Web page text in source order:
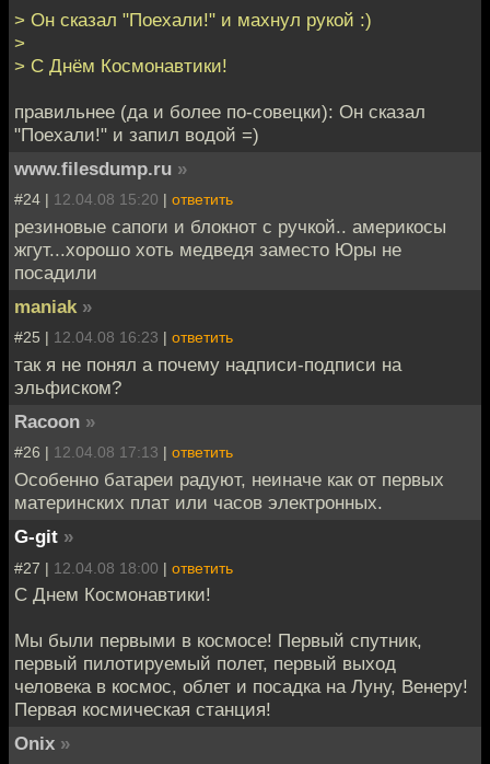
> Он сказал "Поехали!" и махнул рукой :)
>
> С Днём Космонавтики!
правильнее (да и более по-совецки): Он сказал
"Поехали!" и запил водой =)
www.filesdump.ru »
#24 | 12.04.08 15:20 | ответить
резиновые сапоги и блокнот с ручкой.. америкосы
жгут...хорошо хоть медведя заместо Юры не
посадили
maniak »
#25 | 12.04.08 16:23 | ответить
так я не понял а почему надписи-подписи на
эльфиском?
Racoon »
#26 | 12.04.08 17:13 | ответить
Особенно батареи радуют, неиначе как от первых
материнских плат или часов электронных.
G-git »
#27 | 12.04.08 18:00 | ответить
С Днем Космонавтики!
Мы были первыми в космосе! Первый спутник,
первый пилотируемый полет, первый выход
человека в космос, облет и посадка на Луну, Венеру!
Первая космическая станция!
Onix »